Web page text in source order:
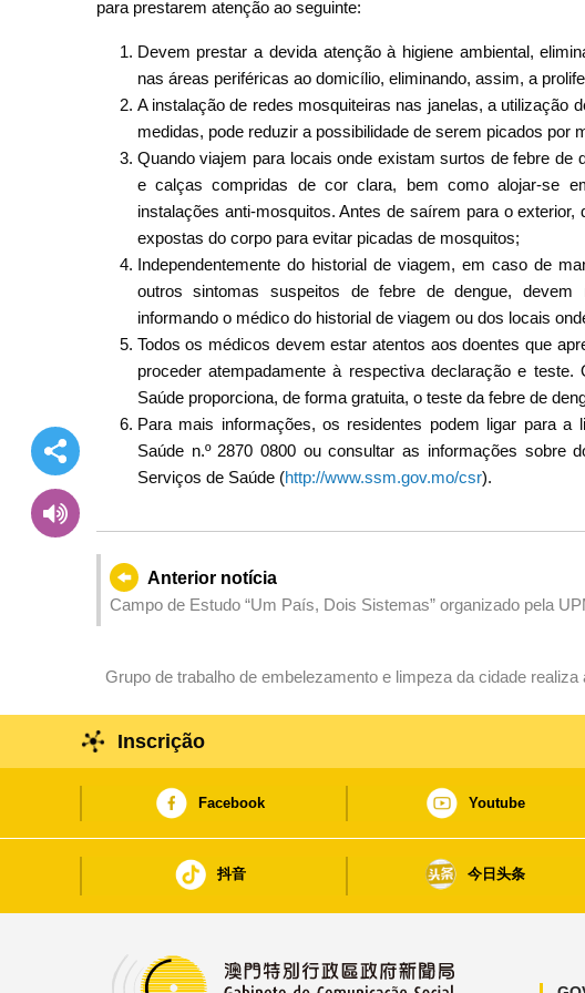
para prestarem atenção ao seguinte:
Devem prestar a devida atenção à higiene ambiental,
nas áreas periféricas ao domicílio, eliminando, assim, a
A instalação de redes mosquiteiras nas janelas, a utilização
medidas, pode reduzir a possibilidade de serem picados por
Quando viajem para locais onde existam surtos de febre de
e calças compridas de cor clara, bem como alojar-se
instalações anti-mosquitos. Antes de saírem para o
expostas do corpo para evitar picadas de mosquitos;
Independentemente do historial de viagem, em caso de
outros sintomas suspeitos de febre de dengue, devem
informando o médico do historial de viagem ou dos locais
Todos os médicos devem estar atentos aos doentes que
proceder atempadamente à respectiva declaração e
Saúde proporciona, de forma gratuita, o teste da febre de
Para mais informações, os residentes podem ligar para
Saúde n.º 2870 0800 ou consultar as informações sobre
Serviços de Saúde (http://www.ssm.gov.mo/csr).
Anterior notícia
Campo de Estudo “Um País, Dois Sistemas” organizado pela
Grupo de trabalho de embelezamento e limpeza da cidade
Inscrição
Facebook Youtube
抖音 今日头条